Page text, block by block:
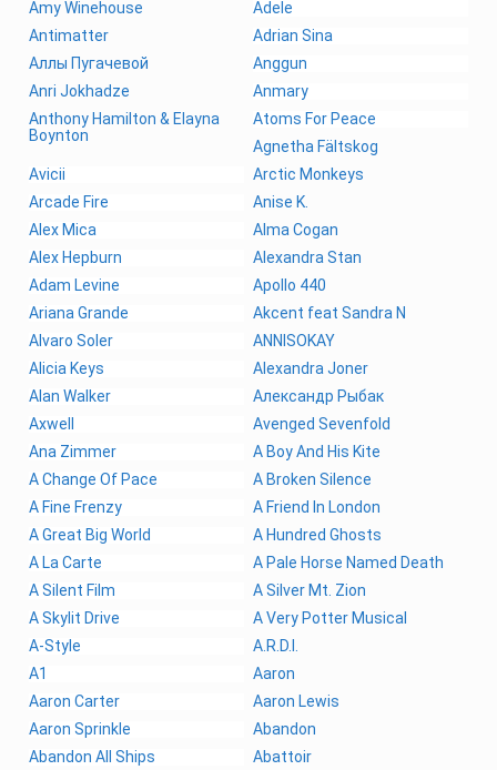
Amy Winehouse
Adele
Antimatter
Adrian Sina
Аллы Пугачевой
Anggun
Anri Jokhadze
Anmary
Anthony Hamilton & Elayna
Boynton
Atoms For Peace
Agnetha Fältskog
Avicii
Arctic Monkeys
Arcade Fire
Anise K.
Alex Mica
Alma Cogan
Alex Hepburn
Alexandra Stan
Adam Levine
Apollo 440
Ariana Grande
Akcent feat Sandra N
Alvaro Soler
ANNISOKAY
Alicia Keys
Alexandra Joner
Alan Walker
Александр Рыбак
Axwell
Avenged Sevenfold
Ana Zimmer
A Boy And His Kite
A Change Of Pace
A Broken Silence
A Fine Frenzy
A Friend In London
A Great Big World
A Hundred Ghosts
A La Carte
A Pale Horse Named Death
A Silent Film
A Silver Mt. Zion
A Skylit Drive
A Very Potter Musical
A-Style
A.R.D.I.
A1
Aaron
Aaron Carter
Aaron Lewis
Aaron Sprinkle
Abandon
Abandon All Ships
Abattoir